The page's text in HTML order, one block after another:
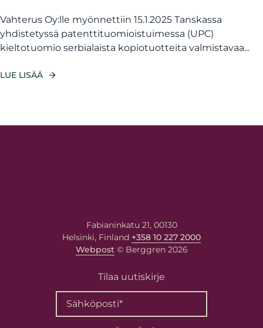
Vahterus Oy:lle myönnettiin 15.1.2025 Tanskassa
yhdistetyssä patenttituomioistuimessa (UPC)
kieltotuomio serbialaista kopiotuotteita valmistavaa...
LUE LISÄÄ
Fabianinkatu 21, 00130
Helsinki, Finland +358 10 227 2000
Webpost © Berggren 2026
Tilaa uutiskirje